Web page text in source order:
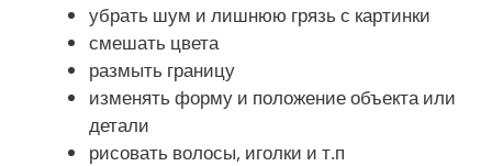
убрать шум и лишнюю грязь с картинки
смешать цвета
размыть границу
изменять форму и положение объекта или
детали
рисовать волосы, иголки и т.п